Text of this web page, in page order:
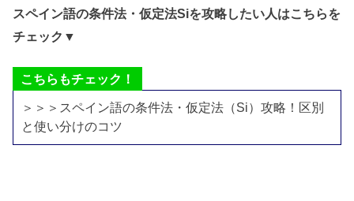
スペイン語の条件法・仮定法Siを攻略したい人はこちらを
チェック▼
こちらもチェック！
＞＞＞スペイン語の条件法・仮定法（Si）攻略！区別
と使い分けのコツ